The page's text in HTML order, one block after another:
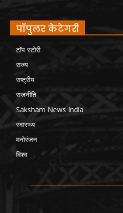
पॉपुलर केटेगरी
टॉप स्टोरी
राज्य
राष्ट्रीय
राजनीति
Saksham News India
स्वास्थ्य
मनोरंजन
विश्व